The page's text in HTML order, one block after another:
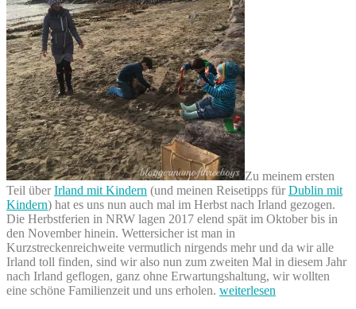
Zu meinem ersten
Teil überIrland mit Kindern (und meinen Reisetipps fürDublin mit
Kindern) hat es uns nun auch mal im Herbst nach Irland gezogen.
Die Herbstferien in NRW lagen 2017 elend spät im Oktober bis in
den November hinein. Wettersicher ist man in
Kurzstreckenreichweite vermutlich nirgends mehr und da wir alle
Irland toll finden, sind wir also nun zum zweiten Mal in diesem Jahr
nach Irland geflogen, ganz ohne Erwartungshaltung, wir wollten
eine schöne Familienzeit und uns erholen. „Irland
weiterlesen